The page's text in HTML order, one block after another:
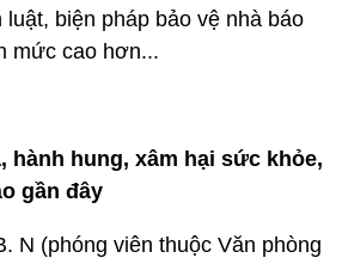
luật, biện pháp bảo vệ nhà báo
mức cao hơn...
hành hung, xâm hại sức khỏe,
gần đây
N (phóng viên thuộc Văn phòng